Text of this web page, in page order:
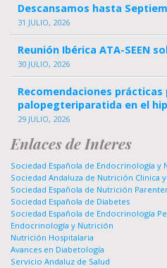
Descansamos hasta
31 JULIO, 2026
Reunión Ibérica ATA-SEEN
30 JULIO, 2026
Recomendaciones
palopegteriparatida en el
29 JULIO, 2026
Enlaces de Interes
Sociedad Española de Endocrinología y
Sociedad Andaluza de Nutrición Clinica
Sociedad Española de Nutrición
Sociedad Española de Diabetes
Sociedad Española de Endocrinología
Endocrinología y Nutrición
Nutrición Hospitalaria
Avances en Diabetología
Servicio Andaluz de Salud